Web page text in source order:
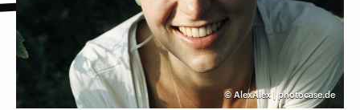
© AlexAlex | photocase.de